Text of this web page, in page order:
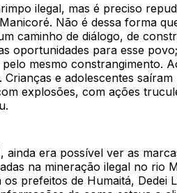
ilegal, mas é preciso
Não é dessa forma
caminho de diálogo, de
oportunidades para esse
mesmo constrangimento.
e adolescentes
explosões, com ações
ainda era possível ver as
na mineração ilegal no rio
prefeitos de Humaitá, Dedei